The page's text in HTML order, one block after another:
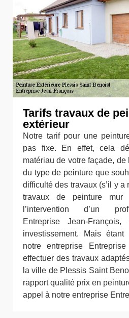
Tarifs travaux de
extérieur
Notre tarif pour une
pas fixe. En effet, cela
matériau de votre façade, de
du type de peinture que
difficulté des travaux (s’il y a
travaux de peinture mur
l’intervention d’un
Entreprise Jean-
investissement. Mais
notre entreprise
effectuer des travaux
la ville de Plessis Saint
rapport qualité prix en
appel à notre entreprise